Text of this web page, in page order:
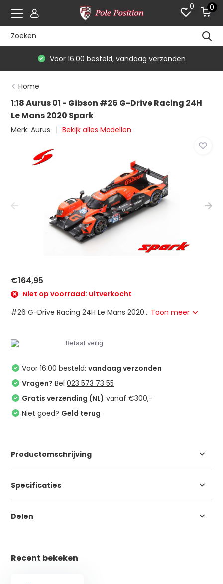
0 0
Voor 16:00 besteld, vandaag verzonden
Home
1:18 Aurus 01 - Gibson #26 G-Drive Racing 24H
Le Mans 2020 Spark
Merk:Aurus Bekijk alles Modellen
€164,95
Niet op voorraad: Uitverkocht
#26 G-Drive Racing 24H Le Mans 2020... Toon meer
Betaal veilig
Voor 16:00 besteld:vandaag verzonden
Vragen? Bel023 573 73 55
Gratis verzending (NL) vanaf €300,-
Niet goed? Geld terug
Productomschrijving
Specificaties
Delen
Recent bekeken